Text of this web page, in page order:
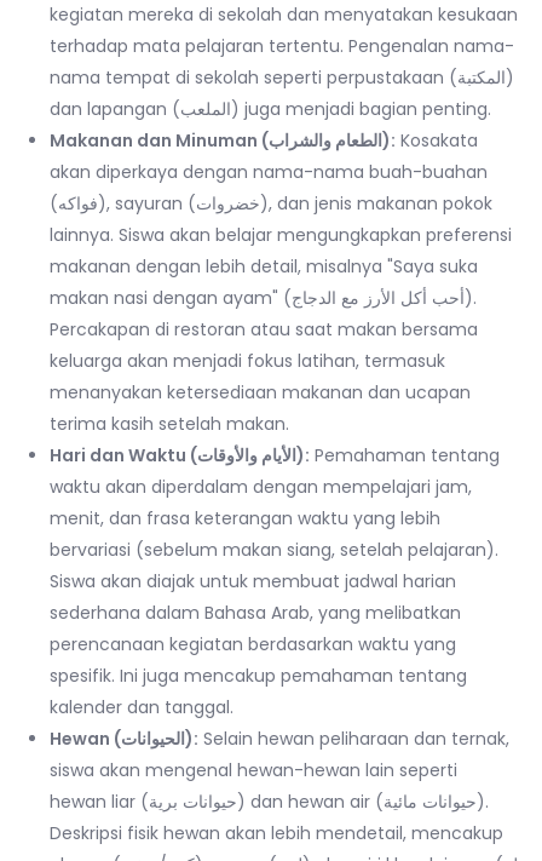
kegiatan mereka di sekolah dan menyatakan kesukaan
terhadap mata pelajaran tertentu. Pengenalan nama-
nama tempat di sekolah seperti perpustakaan (المكتبة)
dan lapangan (الملعب) juga menjadi bagian penting.
Makanan dan Minuman (الطعام والشراب): Kosakata
akan diperkaya dengan nama-nama buah-buahan
(فواكه), sayuran (خضروات), dan jenis makanan pokok
lainnya. Siswa akan belajar mengungkapkan preferensi
makanan dengan lebih detail, misalnya "Saya suka
makan nasi dengan ayam" (أحب أكل الأرز مع الدجاج).
Percakapan di restoran atau saat makan bersama
keluarga akan menjadi fokus latihan, termasuk
menanyakan ketersediaan makanan dan ucapan
terima kasih setelah makan.
Hari dan Waktu (الأيام والأوقات): Pemahaman tentang
waktu akan diperdalam dengan mempelajari jam,
menit, dan frasa keterangan waktu yang lebih
bervariasi (sebelum makan siang, setelah pelajaran).
Siswa akan diajak untuk membuat jadwal harian
sederhana dalam Bahasa Arab, yang melibatkan
perencanaan kegiatan berdasarkan waktu yang
spesifik. Ini juga mencakup pemahaman tentang
kalender dan tanggal.
Hewan (الحيوانات): Selain hewan peliharaan dan ternak,
siswa akan mengenal hewan-hewan lain seperti
hewan liar (حيوانات برية) dan hewan air (حيوانات مائية).
Deskripsi fisik hewan akan lebih mendetail, mencakup